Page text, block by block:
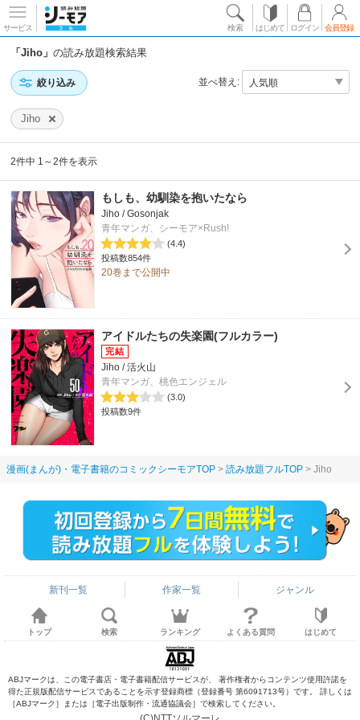
サービス 検索 はじめて ログイン 会員登録
「Jiho」の読み放題検索結果
絞り込み 並べ替え:
Jiho
2件中 1～2件を表示
もしも、幼馴染を抱いたなら
Jiho / Gosonjak
青年マンガ、シーモア×Rush!
(4.4)
投稿数854件
20巻まで公開中
アイドルたちの失楽園(フルカラー)
Jiho / 活火山
青年マンガ、桃色エンジェル
(3.0)
投稿数9件
漫画(まんが)・電子書籍のコミックシーモアTOP 読み放題フルTOP Jiho
新刊一覧 作家一覧 ジャンル
トップ 検索 ランキング よくある質問 はじめて
ABJマークは、この電子書店・電子書籍配信サービスが、 著作権者からコンテンツ使用許諾を
得た正規版配信サービスであることを示す登録商標（登録番号 第6091713号）です。 詳しくは
［ABJマーク］または［電子出版制作・流通協議会］で検索してください。